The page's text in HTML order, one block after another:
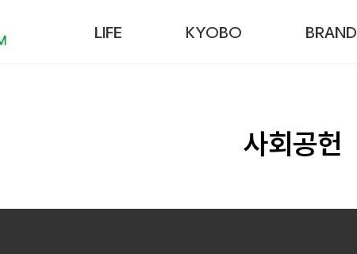
LIFE KYOBO BRAND
사회공헌